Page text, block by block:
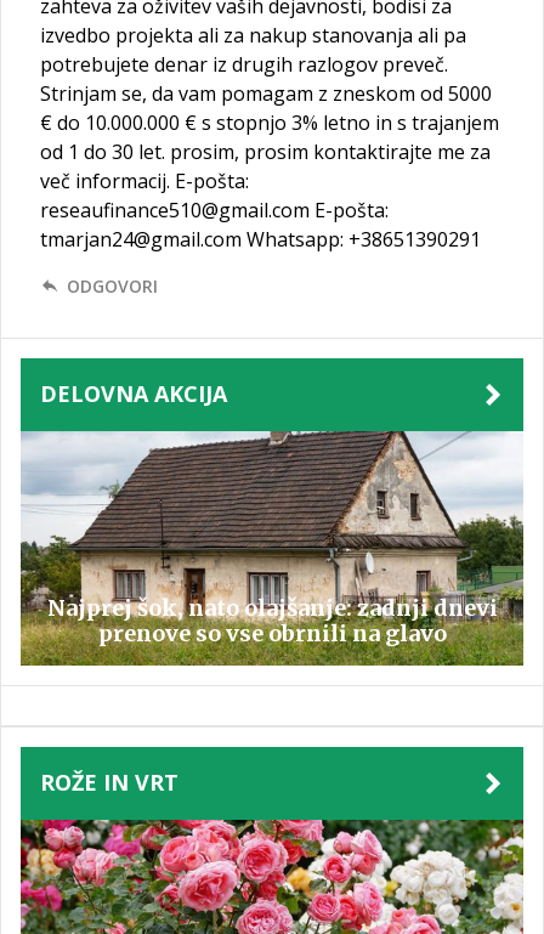
zahteva za oživitev vaših dejavnosti, bodisi za
izvedbo projekta ali za nakup stanovanja ali pa
potrebujete denar iz drugih razlogov preveč.
Strinjam se, da vam pomagam z zneskom od 5000
€ do 10.000.000 € s stopnjo 3% letno in s trajanjem
od 1 do 30 let. prosim, prosim kontaktirajte me za
več informacij. E-pošta:
reseaufinance510@gmail.com E-pošta:
tmarjan24@gmail.com Whatsapp: +38651390291
ODGOVORI
DELOVNA AKCIJA
Najprej šok, nato olajšanje: zadnji dnevi
prenove so vse obrnili na glavo
ROŽE IN VRT